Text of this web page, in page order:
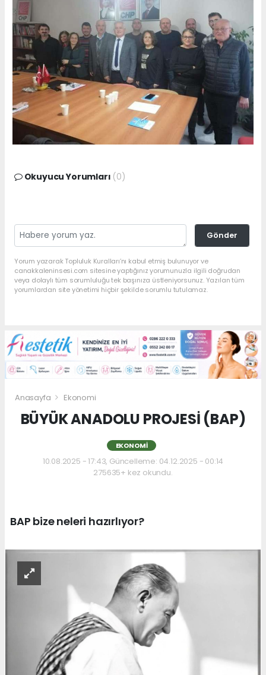
Okuyucu Yorumları (0)
Gönder
Yorum yazarak Topluluk Kuralları’nı kabul etmiş bulunuyor ve
canakkaleninsesi.com sitesine yaptığınız yorumunuzla ilgili doğrudan
veya dolaylı tüm sorumluluğu tek başınıza üstleniyorsunuz. Yazılan tüm
yorumlardan site yönetimi hiçbir şekilde sorumlu tutulamaz.
Anasayfa Ekonomi
BÜYÜK ANADOLU PROJESİ (BAP)
EKONOMI
10.08.2025 - 17:43, Güncelleme: 04.12.2025 - 00:14
275635+ kez okundu.
BAP bize neleri hazırlıyor?